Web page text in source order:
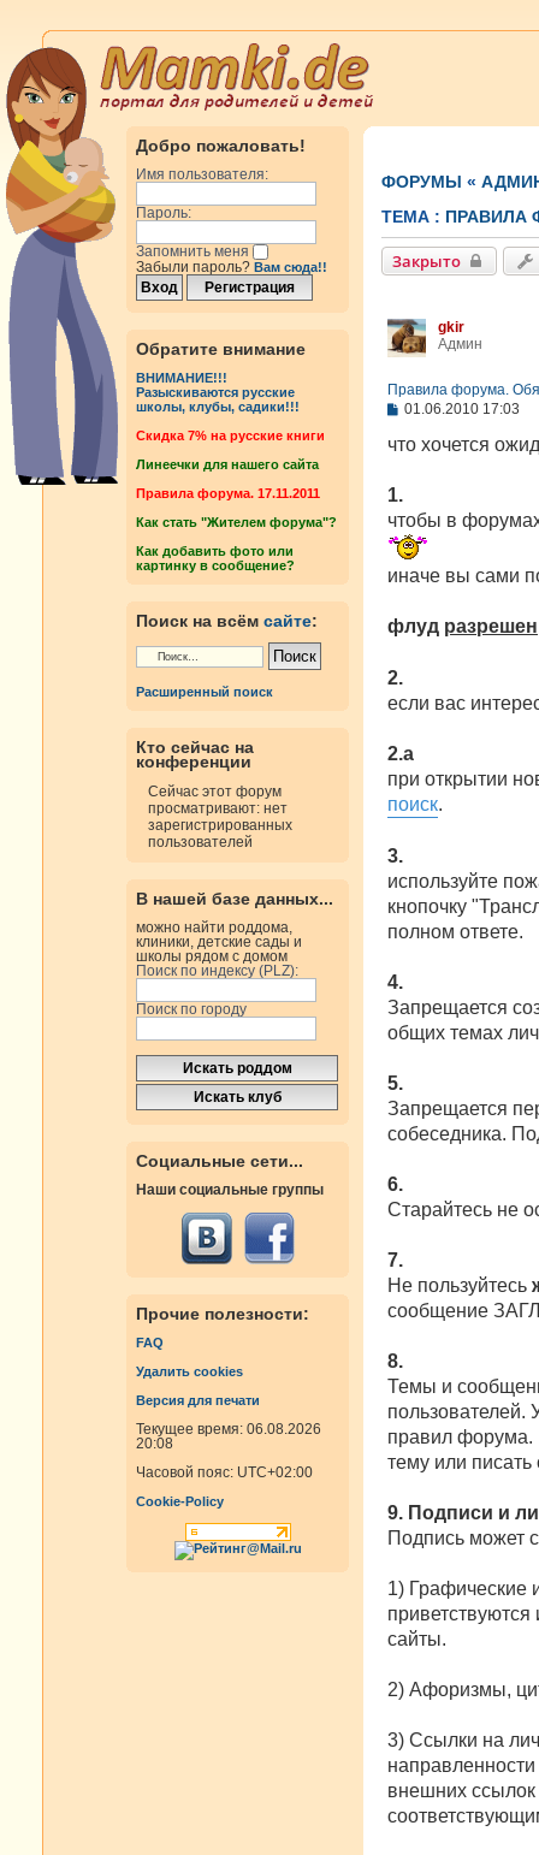
Добро пожаловать!
Имя пользователя:
Пароль:
Запомнить меня
Забыли пароль? Вам сюда!!
Обратите внимание
ВНИМАНИЕ!!!
Разыскиваются русские
школы, клубы, садики!!!
Cкидка 7% на русские книги
Линеечки для нашего сайта
Правила форума. 17.11.2011
Как стать "Жителем форума"?
Как добавить фото или
картинку в сообщение?
Поиск на всём сайте:
Расширенный поиск
Кто сейчас на
конференции
Сейчас этот форум
просматривают: нет
зарегистрированных
пользователей
В нашей базе данных...
можно найти роддома,
клиники, детские сады и
школы рядом с домом
Поиск по индексу (PLZ):
Поиск по городу
Социальные сети...
Наши социальные группы
Прочие полезности:
FAQ
Удалить cookies
Версия для печати
Текущее время: 06.08.2026
20:08
Часовой пояс: UTC+02:00
Cookie-Policy
ФОРУМЫ «
ТЕМА : ПРАВИЛА
Закрыто
gkir
Админ
Правила форума.
С
о
и
е
01.06.2010 17:03
что хочется
1.
чтобы в
иначе вы сами
флуд разрешен
2.
если вас
2.а
при открытии
поиск.
3.
используйте
кнопочку
полном ответе.
4.
Запрещается
общих темах
5.
Запрещается
собеседника.
6.
Старайтесь не
7.
Не пользуйтесь
сообщение
8.
Темы и
правил форума.
тему или
9. Подписи и
Подпись может
1) Графические
приветствуются
сайты.
2) Афоризмы,
3) Ссылки на
внешних